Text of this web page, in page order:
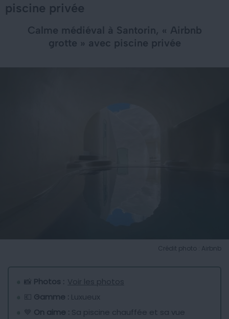
piscine privée
Calme médiéval à Santorin, « Airbnb
grotte » avec piscine privée
Crédit photo : Airbnb
📸 Photos : Voir les photos
💶 Gamme : Luxueux
💙 On aime : Sa piscine chauffée et sa vue